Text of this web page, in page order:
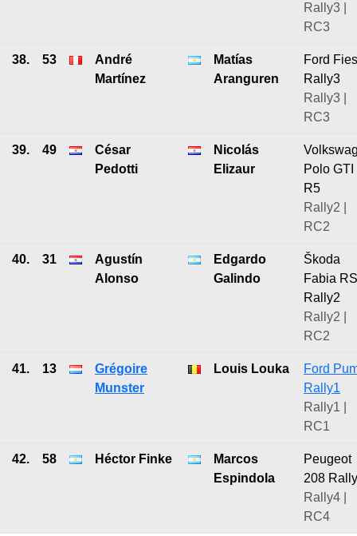
Rally3 |
RC3
38. 53
André
Martínez
Matías
Aranguren
Ford
Rally3
Rally3 |
RC3
39. 49
César
Pedotti
Nicolás
Elizaur
Polo GTI
R5
Rally2 |
RC2
40. 31
Agustín
Alonso
Edgardo
Galindo
Škoda
Fabia RS
Rally2
Rally2 |
RC2
41. 13
Grégoire
Munster
Louis Louka
Ford
Rally1
Rally1 |
RC1
42. 58 Héctor Finke
Marcos
Espindola
Peugeot
208
Rally4 |
RC4